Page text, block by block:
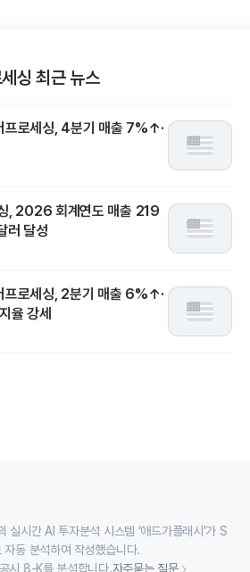
싱 최근 뉴스
프로세싱, 4분기 매출 7%↑·
, 2026 회계연도 매출 219
러 달성
프로세싱, 2분기 매출 6%↑·
율 강세
실시간 AI 투자분석 시스템 ‘애드가플래시’가 S
동 분석하여 작성했습니다.
시 8-K를 분석합니다.자주묻는 질문